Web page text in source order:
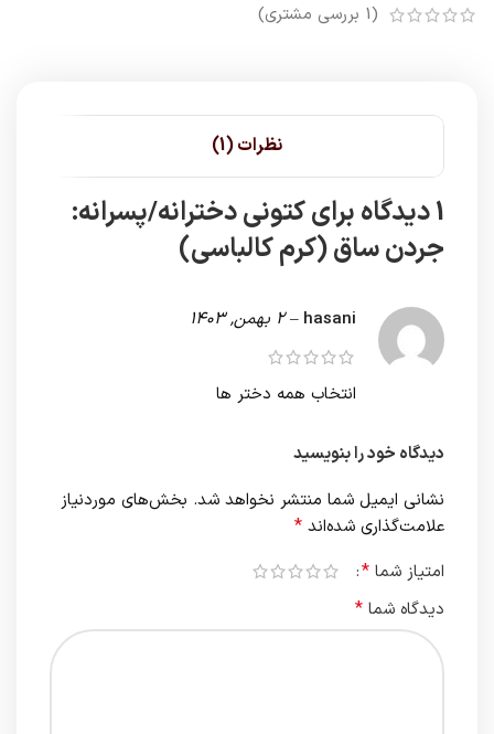
(
1 بررسی مشتری)
نظرات (1)
1 دیدگاه برای
کتونی دخترانه/پسرانه:
جردن ساق (کرم کالباسی)
hasani
– 2 بهمن, 1403
انتخاب همه دختر ها
دیدگاه خود را بنویسید
نشانی ایمیل شما منتشر نخواهد شد. بخش‌های موردنیاز
علامت‌گذاری شده‌اند *
امتیاز شما *
دیدگاه شما *